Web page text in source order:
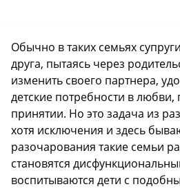
Обычно в таких семьях
друга, пытаясь через
изменить своего партнера,
детские потребности в
принятии. Но это задача из
хотя исключения и здесь
разочарования такие семьи
становятся
воспитываются дети с